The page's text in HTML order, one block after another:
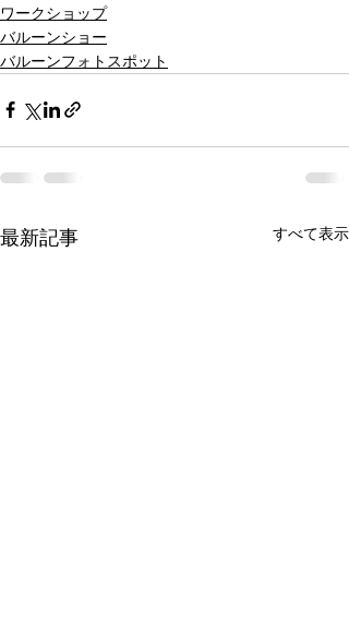
ワークショップ
バルーンショー
バルーンフォトスポット
最新記事 すべて表示